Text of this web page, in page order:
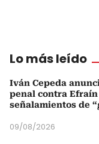
Lo más leído
Iván Cepeda
penal contra Efraín
señalamientos de
09/08/2026